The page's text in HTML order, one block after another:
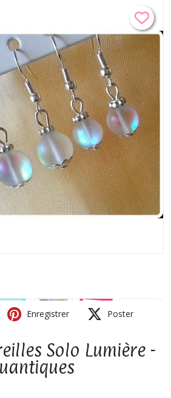
Enregistrer Poster
Solo Lumière -